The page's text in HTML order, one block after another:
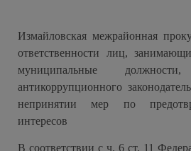
Измайловская межрайонная
ответственности лиц,
муниципальные
антикоррупционного
непринятии мер по
интересов
В соответствии с ч. 6 ст. 11